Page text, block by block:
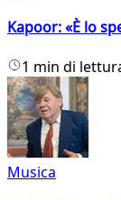
Kapoor: «È lo
1 min di
Musica